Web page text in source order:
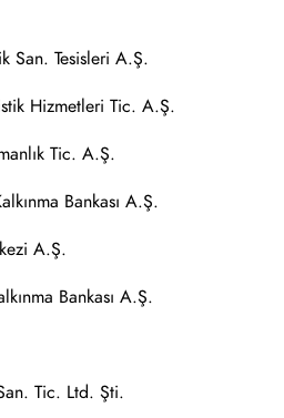
San. Tesisleri A.Ş.
Hizmetleri Tic. A.Ş.
Tic. A.Ş.
Bankası A.Ş.
A.Ş.
Bankası A.Ş.
Tic. Ltd. Şti.